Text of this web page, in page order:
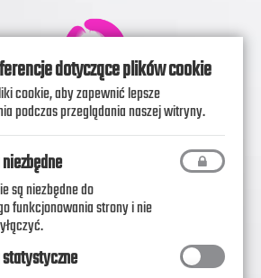
dotyczące plików cookie
cookie, aby zapewnić lepsze
podczas przeglądania naszej witryny.
są niezbędne do
funkcjonowania strony i nie